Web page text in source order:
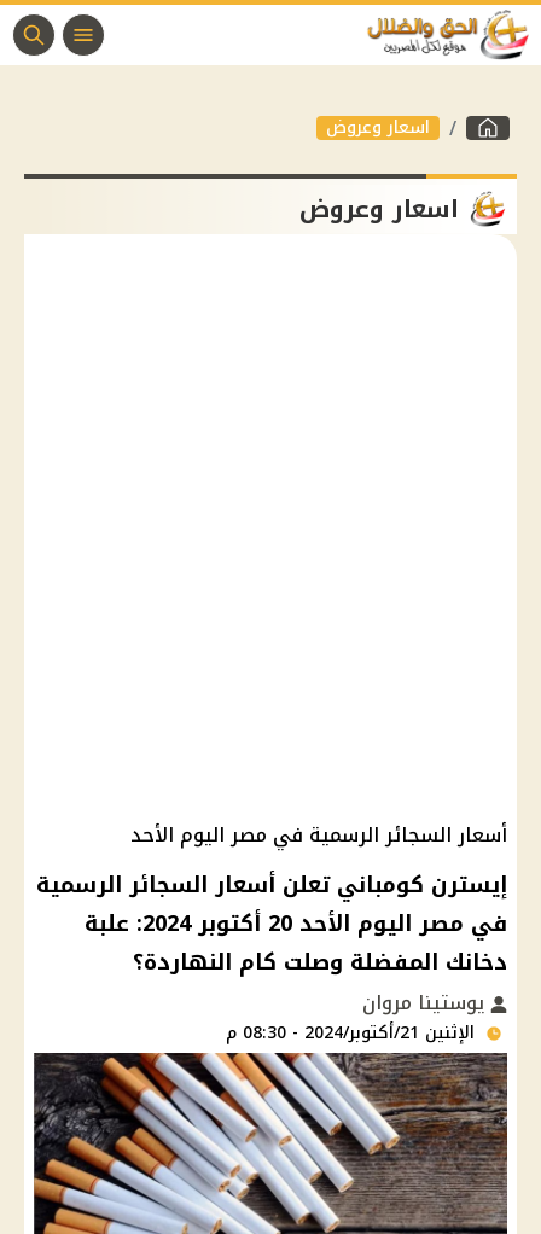
اسعار وعروض
اسعار وعروض
أسعار السجائر الرسمية في مصر اليوم الأحد
إيسترن كومباني تعلن أسعار السجائر الرسمية
في مصر اليوم الأحد 20 أكتوبر 2024: علبة
دخانك المفضلة وصلت كام النهاردة؟
يوستينا مروان
الإثنين 21/أكتوبر/2024 - 08:30 م